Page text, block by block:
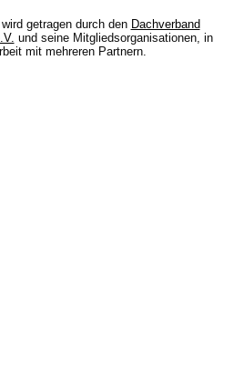
getragen durch den Dachverband
und seine Mitgliedsorganisationen, in
mit mehreren Partnern.